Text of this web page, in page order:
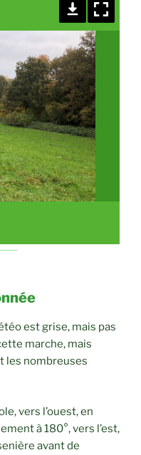
est grise, mais pas
marche, mais
les nombreuses
vers l’ouest, en
à 180°, vers l’est,
avant de